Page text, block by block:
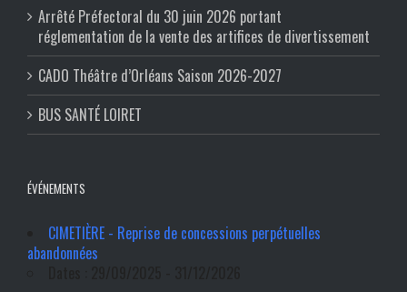
Arrêté Préfectoral du 30 juin 2026 portant
réglementation de la vente des artifices de divertissement
CADO Théâtre d’Orléans Saison 2026-2027
BUS SANTÉ LOIRET
ÉVÉNEMENTS
CIMETIÈRE - Reprise de concessions perpétuelles
abandonnées